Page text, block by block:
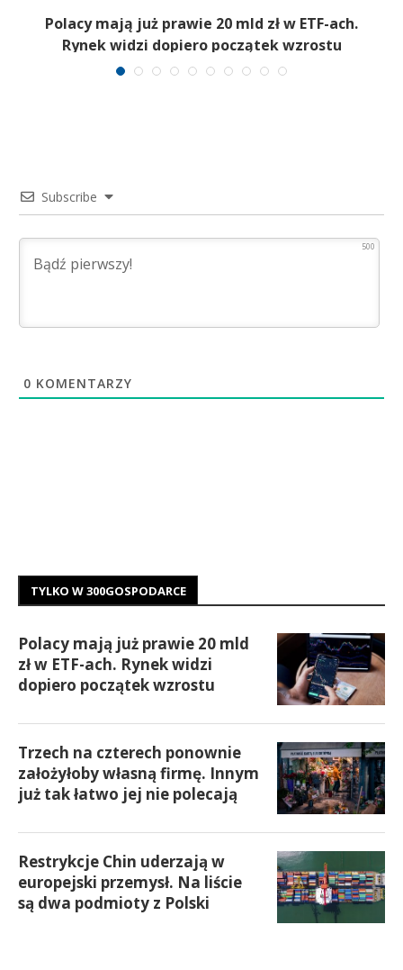
Polacy mają już prawie 20 mld zł w ETF-ach.
Rynek widzi dopiero początek wzrostu
Subscribe
500
0 KOMENTARZY
TYLKO W 300GOSPODARCE
Polacy mają już prawie 20 mld
zł w ETF-ach. Rynek widzi
dopiero początek wzrostu
Trzech na czterech ponownie
założyłoby własną firmę. Innym
już tak łatwo jej nie polecają
Restrykcje Chin uderzają w
europejski przemysł. Na liście
są dwa podmioty z Polski